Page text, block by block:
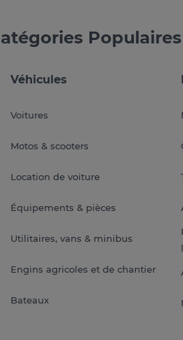
Populaires
Véhicules
Voitures
Motos & scooters
Location de voiture
Équipements & pièces
Utilitaires, vans & minibus
Engins agricoles et de chantier
Bateaux